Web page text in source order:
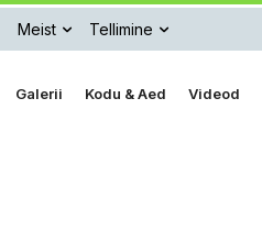
Meist Tellimine
Galerii Kodu & Aed Videod